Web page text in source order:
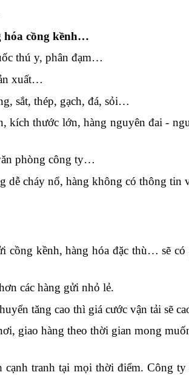
hóa cồng kềnh…
thú y, phân đạm…
xuất…
sắt, thép, gạch, đá, sỏi…
kích thước lớn, hàng nguyên đai -
phòng công ty…
dễ cháy nổ, hàng không có thông tin
kềnh, hàng hóa đặc thù… sẽ có
các hàng gửi nhỏ lẻ.
tăng cao thì giá cước vận tải sẽ
giao hàng theo thời gian mong
tranh tại mọi thời điểm. Công ty